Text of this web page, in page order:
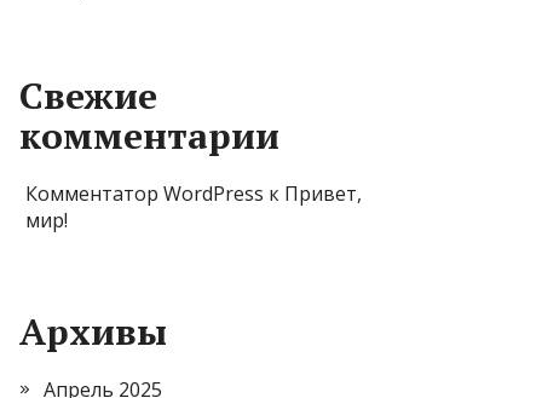
Свежие
комментарии
Комментатор WordPress к Привет,
мир!
Архивы
Апрель 2025